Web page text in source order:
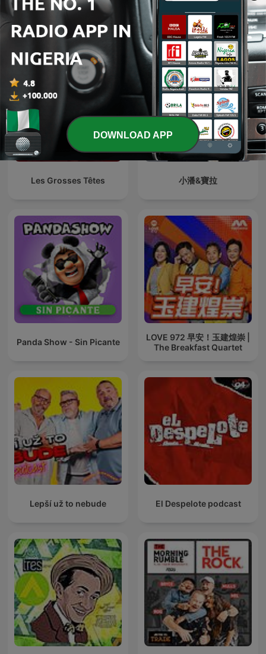
Darren “Whackhead”
Simpson’s prank calls on
Kfm Mornings
Les Grosses Têtes 小潘&寶拉
Panda Show - Sin Picante
LOVE 972 早安！玉建煌崇 |
The Breakfast Quartet
Lepší už to nebude El Despelote podcast
DOWNLOAD APP